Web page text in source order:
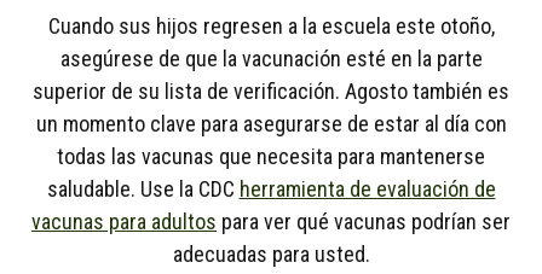
Cuando sus hijos regresen a la escuela este otoño,
asegúrese de que la vacunación esté en la parte
superior de su lista de verificación. Agosto también es
un momento clave para asegurarse de estar al día con
todas las vacunas que necesita para mantenerse
saludable. Use la CDC herramienta de evaluación de
vacunas para adultos para ver qué vacunas podrían ser
adecuadas para usted.